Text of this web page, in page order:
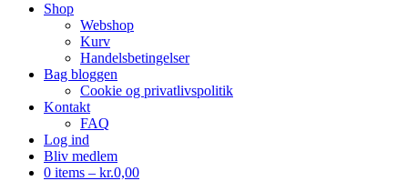
Shop
Webshop
Kurv
Handelsbetingelser
Bag bloggen
Cookie og privatlivspolitik
Kontakt
FAQ
Log ind
Bliv medlem
0 items – kr.0,00